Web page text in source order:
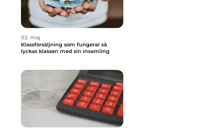
02. maj
Klassförsäljning som fungerar så
lyckas klassen med sin insamling